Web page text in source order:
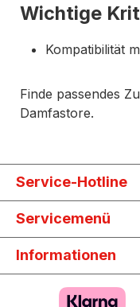
Wichtige
Kompatibilität
Finde passendes
Damfastore.
Service-Hotline
Servicemenü
Informationen